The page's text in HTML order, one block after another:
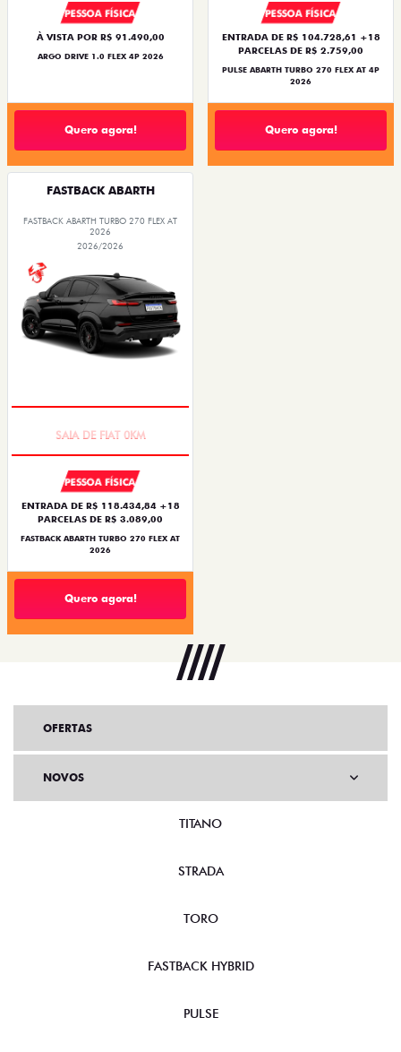
PESSOA FÍSICA
À VISTA POR R$ 91.490,00
ARGO DRIVE 1.0 FLEX 4P 2026
Quero agora!
PESSOA FÍSICA
ENTRADA DE R$ 104.728,61 +18
PARCELAS DE R$ 2.759,00
PULSE ABARTH TURBO 270 FLEX AT 4P
2026
Quero agora!
FASTBACK ABARTH
FASTBACK ABARTH TURBO 270 FLEX AT
2026
2026/2026
PESSOA FÍSICA
ENTRADA DE R$ 118.434,84 +18
PARCELAS DE R$ 3.089,00
FASTBACK ABARTH TURBO 270 FLEX AT
2026
Quero agora!
OFERTAS
NOVOS
TITANO
STRADA
TORO
FASTBACK HYBRID
PULSE